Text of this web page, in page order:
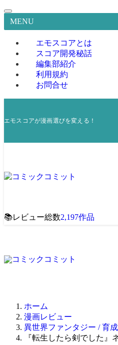
MENU
エモスコアとは
スコア開発秘話
編集部紹介
利用規約
お問合せ
エモスコアが漫画選びを変える！
📚レビュー総数2,197作品
ホーム
漫画レビュー
異世界ファンタジー / 育
『転生したら剣でした